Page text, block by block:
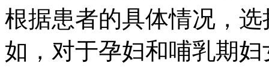
根据患者的具体情况，
如，对于孕妇和哺乳期